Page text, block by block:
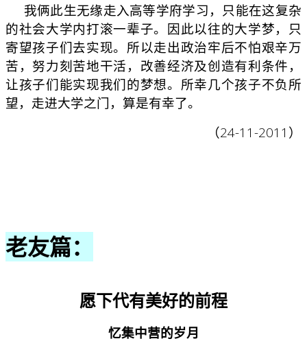
我俩此生无缘走入高等学府学习，只能在这复杂
的社会大学内打滚一辈子。因此以往的大学梦，只
寄望孩子们去实现。所以走出政治牢后不怕艰辛万
苦，努力刻苦地干活，改善经济及创造有利条件，
让孩子们能实现我们的梦想。所幸几个孩子不负所
望，走进大学之门，算是有幸了。
（24-11-2011）
老友篇：
愿下代有美好的前程
忆集中营的岁月